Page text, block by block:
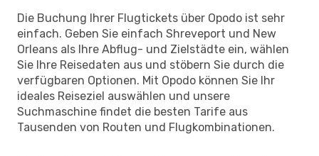
Die Buchung Ihrer Flugtickets über Opodo ist sehr
einfach. Geben Sie einfach Shreveport und New
Orleans als Ihre Abflug- und Zielstädte ein, wählen
Sie Ihre Reisedaten aus und stöbern Sie durch die
verfügbaren Optionen. Mit Opodo können Sie Ihr
ideales Reiseziel auswählen und unsere
Suchmaschine findet die besten Tarife aus
Tausenden von Routen und Flugkombinationen.